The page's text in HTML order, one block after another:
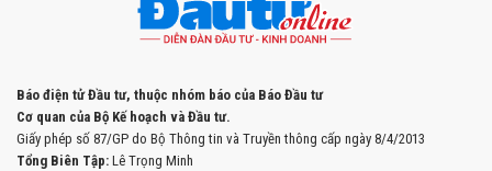
Báo điện tử Đầu tư, thuộc nhóm báo của Báo Đầu tư
Cơ quan của Bộ Kế hoạch và Đầu tư.
Giấy phép số 87/GP do Bộ Thông tin và Truyền thông cấp ngày 8/4/2013
Tổng Biên Tập: Lê Trọng Minh